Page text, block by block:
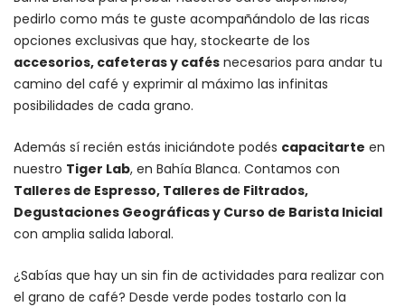
pedirlo como más te guste acompañándolo de las ricas
opciones exclusivas que hay, stockearte de los
accesorios, cafeteras y cafés necesarios para andar tu
camino del café y exprimir al máximo las infinitas
posibilidades de cada grano.
Además sí recién estás iniciándote podés capacitarte en
nuestro Tiger Lab, en Bahía Blanca. Contamos con
Talleres de Espresso, Talleres de Filtrados,
Degustaciones Geográficas y Curso de Barista Inicial
con amplia salida laboral.
¿Sabías que hay un sin fin de actividades para realizar con
el grano de café? Desde verde podes tostarlo con la